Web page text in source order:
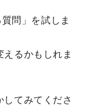
問」を試しま
るかもしれま
てみてくださ